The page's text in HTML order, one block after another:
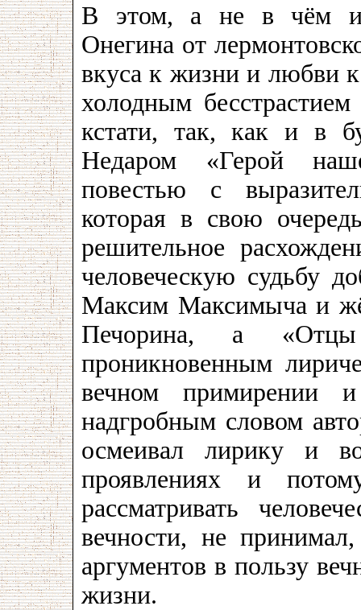
В этом, а не в чём
Онегина от
вкуса к жизни и любви
холодным
кстати, так, как и в
Недаром «Герой
повестью с
которая в свою
решительное
человеческую судьбу
Максим Максимыча и
Печорина, а
проникновенным
вечном примирении
надгробным словом
осмеивал лирику и
проявлениях и
рассматривать
вечности, не
аргументов в пользу
жизни.